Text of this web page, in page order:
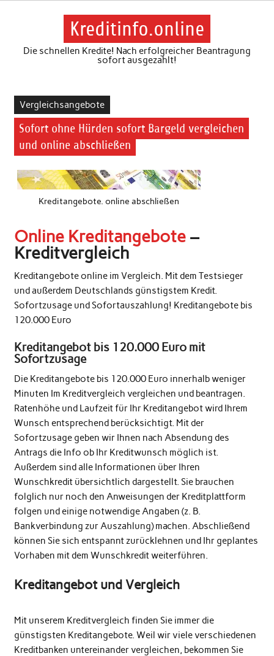
Skip
Kreditinfo.online
Die schnellen Kredite! Nach erfolgreicher Beantragung
sofort ausgezahlt!
Vergleichsangebote
Sofort ohne Hürden sofort Bargeld vergleichen
und online abschließen
Kreditangebote. online abschließen
Online Kreditangebote–
Kreditvergleich
Kreditangebote online im Vergleich. Mit dem Testsieger
und außerdem Deutschlands günstigstem Kredit.
Sofortzusage und Sofortauszahlung! Kreditangebote bis
120.000 Euro
Kreditangebot bis 120.000 Euro mit
Sofortzusage
Die Kreditangebote bis 120.000 Euro innerhalb weniger
Minuten Im Kreditvergleich vergleichen und beantragen.
Ratenhöhe und Laufzeit für Ihr Kreditangebot wird Ihrem
Wunsch entsprechend berücksichtigt. Mit der
Sofortzusage geben wir Ihnen nach Absendung des
Antrags die Info ob Ihr Kreditwunsch möglich ist.
Außerdem sind alle Informationen über Ihren
Wunschkredit übersichtlich dargestellt. Sie brauchen
folglich nur noch den Anweisungen der Kreditplattform
folgen und einige notwendige Angaben (z. B.
Bankverbindung zur Auszahlung) machen. Abschließend
können Sie sich entspannt zurücklehnen und Ihr geplantes
Vorhaben mit dem Wunschkredit weiterführen.
Kreditangebot und Vergleich
Mit unserem Kreditvergleich finden Sie immer die
günstigsten Kreditangebote. Weil wir viele verschiedenen
Kreditbanken untereinander vergleichen, bekommen Sie